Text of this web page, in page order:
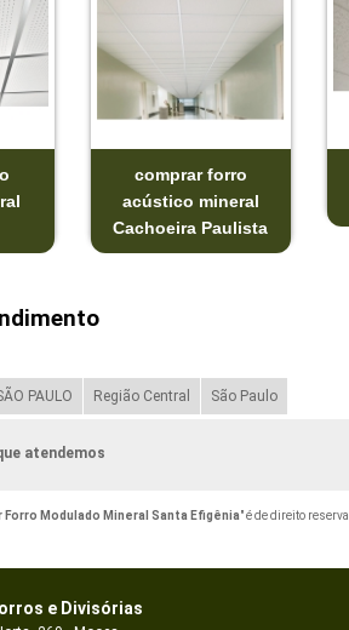
comprar forro
acústico mineral
Cachoeira Paulista
PAULO Região Central São Paulo
atendemos
Forro Modulado Mineral Santa Efigênia" é de direito
e Divisórias